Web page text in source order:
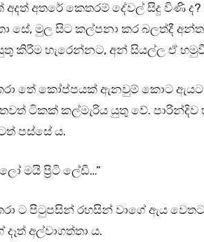
අදත් අතරේ කෙතරම් දේවල් සිදු විණි
සේ, මුල සිට කල්පනා කර බලත්දී
කිරීම හැරෙන්නට, අන් සියල්ල ඒ
තේ කෝප්පයක් ඇනවුම් කොට ඇයට
ටිකක් කල්මැරිය යුතු වේ.
පස්සේ ය.
මයි ප්‍රිටි ලේඩී…”
ට පිටුපසින් රහසින් වාගේ ඇය වෙතට
අල්වාගත්තා ය.